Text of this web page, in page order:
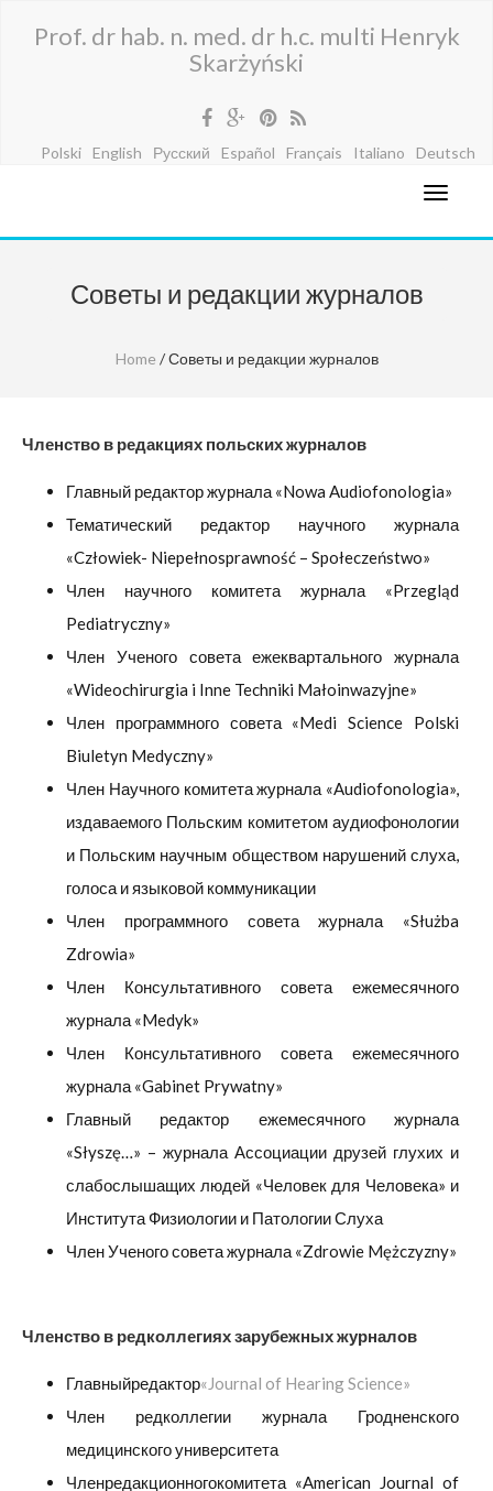
Prof. dr hab. n. med. dr h.c. multi Henryk
Skarżyński
Polski English Русский Español Français Italiano Deutsch
Советы и редакции журналов
Home / Советы и редакции журналов
Членство в редакциях польских журналов
Главный редактор журнала «Nowa Audiofonologia»
Тематический редактор научного журнала
«Człowiek- Niepełnosprawność – Społeczeństwo»
Член научного комитета журнала «Przegląd
Pediatryczny»
Член Ученого совета ежеквартального журнала
«Wideochirurgia i Inne Techniki Małoinwazyjne»
Член программного совета «Medi Science Polski
Biuletyn Medyczny»
Член Научного комитета журнала «Audiofonologia»,
издаваемого Польским комитетом аудиофонологии
и Польским научным обществом нарушений слуха,
голоса и языковой коммуникации
Член программного совета журнала «Służba
Zdrowia»
Член Консультативного совета ежемесячного
журнала «Medyk»
Член Консультативного совета ежемесячного
журнала «Gabinet Prywatny»
Главный редактор ежемесячного журнала
«Słyszę…» – журнала Ассоциации друзей глухих и
слабослышащих людей «Человек для Человека» и
Института Физиологии и Патологии Слуха
Член Ученого совета журнала «Zdrowie Mężczyzny»
Членство в редколлегиях зарубежных журналов
Главныйредактор«Journal of Hearing Science»
Член редколлегии журнала Гродненского
медицинского университета
Членредакционногокомитета «American Journal of